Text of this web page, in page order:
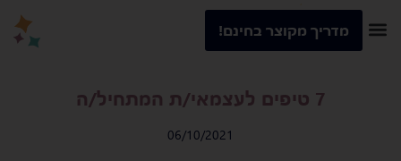
מדריך מקוצר בחינם!
7 טיפים לעצמאי/ת המתחיל/ה
06/10/2021